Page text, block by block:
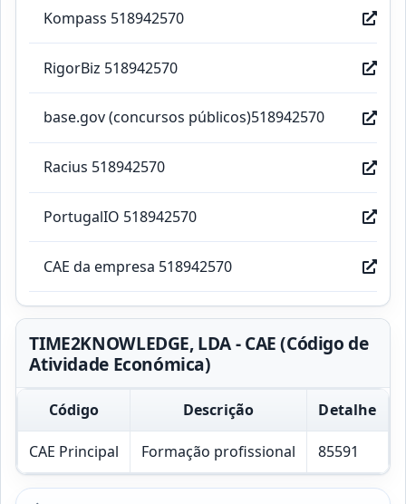
Kompass 518942570
RigorBiz 518942570
base.gov (concursos públicos)518942570
Racius 518942570
PortugalIO 518942570
CAE da empresa 518942570
TIME2KNOWLEDGE, LDA - CAE (Código de
Atividade Económica)
Código Descrição Detalhe
CAE Principal Formação profissional 85591